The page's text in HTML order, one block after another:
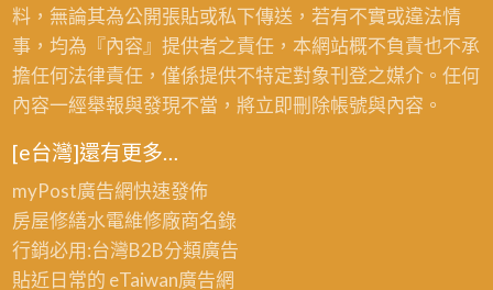
料，無論其為公開張貼或私下傳送，若有不實或違法情
事，均為『內容』提供者之責任，本網站概不負責也不承
擔任何法律責任，僅係提供不特定對象刊登之媒介。任何
內容一經舉報與發現不當，將立即刪除帳號與內容。
[e台灣]還有更多…
myPost廣告網快速發佈
房屋修繕水電維修廠商名錄
行銷必用:台灣B2B分類廣告
貼近日常的 eTaiwan廣告網